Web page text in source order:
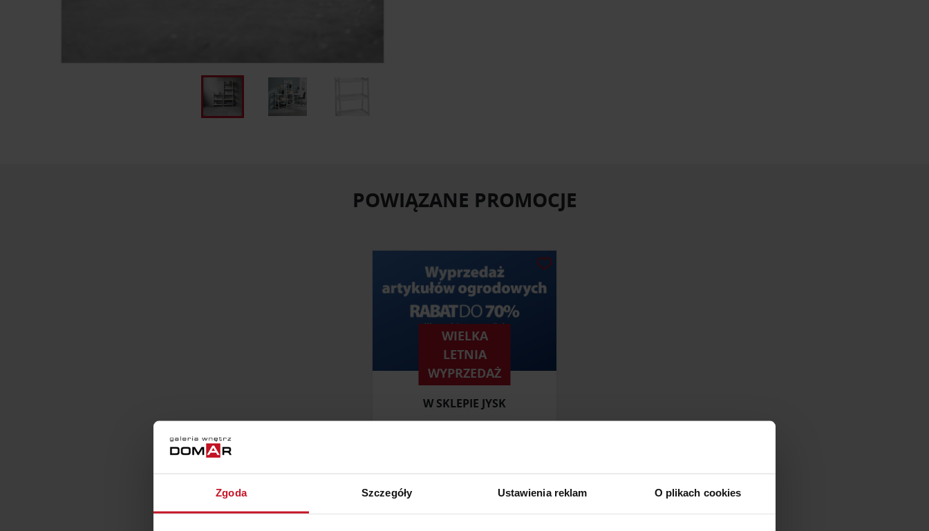
Zgoda Szczegóły Ustawienia reklam O plikach cookies
POWIĄZANE PROMOCJE
WIELKA
LETNIA
WYPRZEDAŻ
W SKLEPIE JYSK